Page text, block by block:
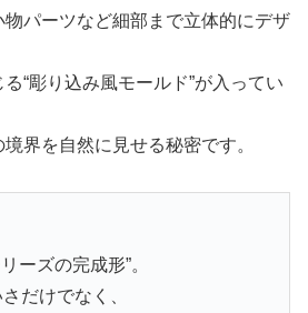
パーツなど細部まで立体的にデザ
“彫り込み風モールド”が入ってい
界を自然に見せる秘密です。
ーズの完成形”。
だけでなく、